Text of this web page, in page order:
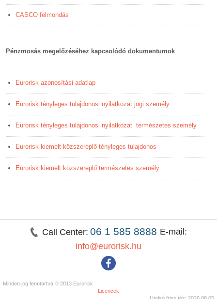
CASCO felmondás
Pénzmosás megelőzéséhez kapcsolódó dokumentumok
Eurorisk azonosítási adatlap
Eurorisk tényleges tulajdonosi nyilatkozat jogi személy
Eurorisk tényleges tulajdonosi nyilatkozat természetes személy
Eurorisk kiemelt közszereplő tényleges tulajdonos
Eurorisk kiemelt közszereplő természetes személy
Call Center: 06 1 585 8888 E-mail:
info@eurorisk.hu
Minden jog fenntartva © 2013 Eurorisk
Licencek